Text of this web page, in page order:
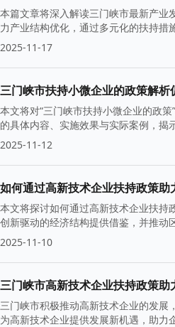
本篇文章将深入解读三门峡市最新产业
力产业结构优化，通过多元化的扶持
2025-11-17
三门峡市扶持小微企业的政策解析
本文将对“三门峡市扶持小微企业的政
的具体内容、实施效果与实际案例，
2025-11-12
如何通过高新技术企业扶持政策助
本文将探讨如何通过高新技术企业扶持
创新驱动的经济结构提供借鉴，并推动
2025-11-10
三门峡市高新技术企业扶持政策助
三门峡市积极推动高新技术企业的发展
为高新技术企业提供发展新机遇，助